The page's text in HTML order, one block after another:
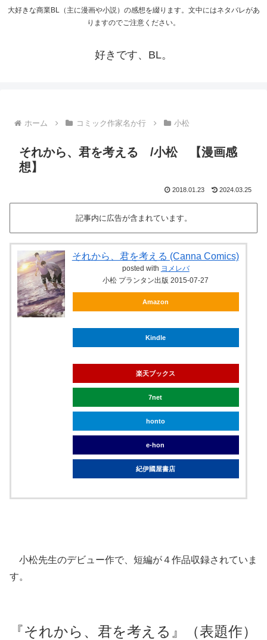
大好きな商業BL（主に漫画や小説）の感想を綴ります。文中にはネタバレがあ
りますのでご注意ください。
好きです、BL。
ホーム コミック作家名か行 小松
それから、君を考える /小松 【漫画感
想】
2018.01.23 2024.03.25
記事内に広告が含まれています。
それから、君を考える (Canna Comics)
posted with ヨメレバ
小松 プランタン出版 2015-07-27
Amazon
Kindle
楽天ブックス
7net
honto
e-hon
紀伊國屋書店
小松先生のデビュー作で、短編が４作品収録されていま
す。
『それから、君を考える』（表題作）